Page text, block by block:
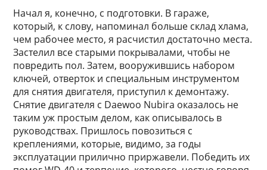
Начал я, конечно, с подготовки. В гараже,
который, к слову, напоминал больше склад хлама,
чем рабочее место, я расчистил достаточно места.
Застелил все старыми покрывалами, чтобы не
повредить пол. Затем, вооружившись набором
ключей, отверток и специальным инструментом
для снятия двигателя, приступил к демонтажу.
Снятие двигателя с Daewoo Nubira оказалось не
таким уж простым делом, как описывалось в
руководствах. Пришлось повозиться с
креплениями, которые, видимо, за годы
эксплуатации прилично приржавели. Победить их